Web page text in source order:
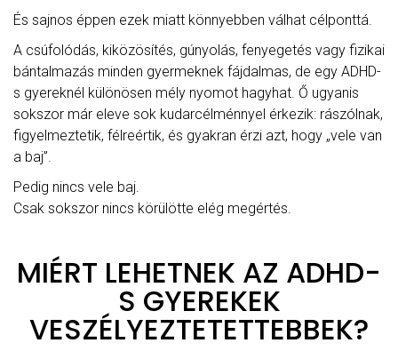
És sajnos éppen ezek miatt könnyebben válhat célponttá.
A csúfolódás, kiközösítés, gúnyolás, fenyegetés vagy fizikai
bántalmazás minden gyermeknek fájdalmas, de egy ADHD-
s gyereknél különösen mély nyomot hagyhat. Ő ugyanis
sokszor már eleve sok kudarcélménnyel érkezik: rászólnak,
figyelmeztetik, félreértik, és gyakran érzi azt, hogy „vele van
a baj”.
Pedig nincs vele baj.
Csak sokszor nincs körülötte elég megértés.
MIÉRT LEHETNEK AZ ADHD-
S GYEREKEK
VESZÉLYEZTETETTEBBEK?